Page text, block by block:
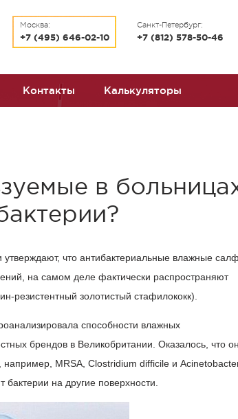
Москва:
+7 (495) 646-02-10
Санкт-Петербург:
+7 (812) 578-50-46
Контакты Калькуляторы
в
что антибактериальные влажные
на самом деле фактически распространяют
резистентный золотистый стафилококк).
способности влажных
брендов в Великобритании. Оказалось, что
например, MRSA, Clostridium difficile и
на другие поверхности.